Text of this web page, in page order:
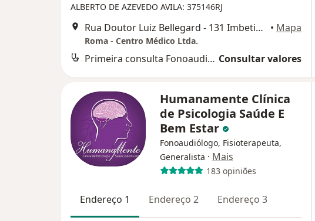
ALBERTO DE AZEVEDO AVILA: 375146RJ
Rua Doutor Luiz Bellegard - 131 Imbetiba, Macaé • Mapa
Roma - Centro Médico Ltda.
Primeira consulta Fonoaudiologia Consultar valores
Humanamente Clínica
de Psicologia Saúde E
Bem Estar
Fonoaudiólogo, Fisioterapeuta,
Generalista · Mais
183 opiniões
Endereço 1 Endereço 2 Endereço 3